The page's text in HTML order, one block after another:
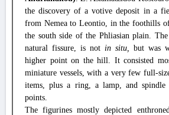
the discovery of a votive deposit in a
from Nemea to Leontio, in the foothills
the south side of the Phliasian plain.
natural fissure, is not in situ, but was
higher point on the hill. It consisted
miniature vessels, with a very few full-
items, plus a ring, a lamp, and
points.
The figurines mostly depicted